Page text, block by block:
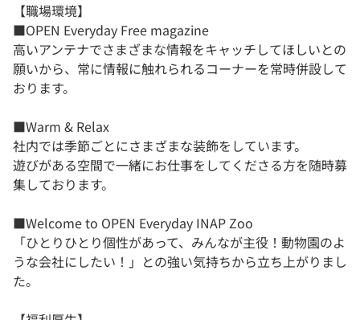
【職場環境】
■OPEN Everyday Free magazine
高いアンテナでさまざまな情報をキャッチしてほしいとの
願いから、常に情報に触れられるコーナーを常時併設して
おります。
■Warm & Relax
社内では季節ごとにさまざまな装飾をしています。
遊びがある空間で一緒にお仕事をしてくださる方を随時募
集しております。
■Welcome to OPEN Everyday INAP Zoo
「ひとりひとり個性があって、みんなが主役！動物園のよ
うな会社にしたい！」との強い気持ちから立ち上がりまし
た。